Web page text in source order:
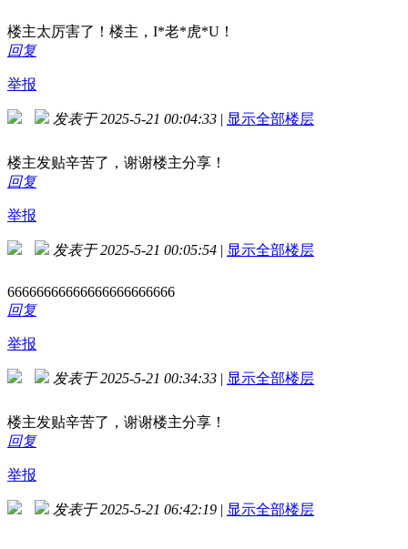
楼主太厉害了！楼主，I*老*虎*U！
回复
举报
发表于 2025-5-21 00:04:33 | 显示全部楼层
楼主发贴辛苦了，谢谢楼主分享！
回复
举报
发表于 2025-5-21 00:05:54 | 显示全部楼层
66666666666666666666666
回复
举报
发表于 2025-5-21 00:34:33 | 显示全部楼层
楼主发贴辛苦了，谢谢楼主分享！
回复
举报
发表于 2025-5-21 06:42:19 | 显示全部楼层